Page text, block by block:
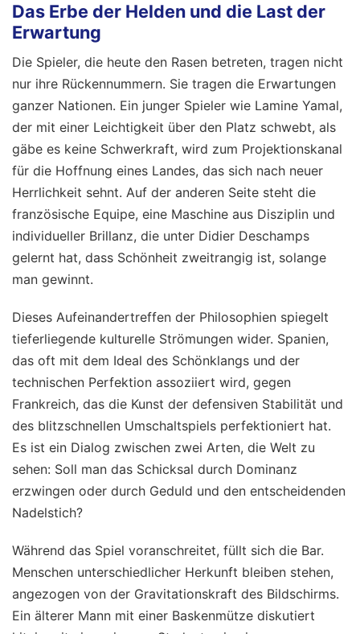
Das Erbe der Helden und die Last der
Erwartung
Die Spieler, die heute den Rasen betreten, tragen nicht
nur ihre Rückennummern. Sie tragen die Erwartungen
ganzer Nationen. Ein junger Spieler wie Lamine Yamal,
der mit einer Leichtigkeit über den Platz schwebt, als
gäbe es keine Schwerkraft, wird zum Projektionskanal
für die Hoffnung eines Landes, das sich nach neuer
Herrlichkeit sehnt. Auf der anderen Seite steht die
französische Equipe, eine Maschine aus Disziplin und
individueller Brillanz, die unter Didier Deschamps
gelernt hat, dass Schönheit zweitrangig ist, solange
man gewinnt.
Dieses Aufeinandertreffen der Philosophien spiegelt
tieferliegende kulturelle Strömungen wider. Spanien,
das oft mit dem Ideal des Schönklangs und der
technischen Perfektion assoziiert wird, gegen
Frankreich, das die Kunst der defensiven Stabilität und
des blitzschnellen Umschaltspiels perfektioniert hat.
Es ist ein Dialog zwischen zwei Arten, die Welt zu
sehen: Soll man das Schicksal durch Dominanz
erzwingen oder durch Geduld und den entscheidenden
Nadelstich?
Während das Spiel voranschreitet, füllt sich die Bar.
Menschen unterschiedlicher Herkunft bleiben stehen,
angezogen von der Gravitationskraft des Bildschirms.
Ein älterer Mann mit einer Baskenmütze diskutiert